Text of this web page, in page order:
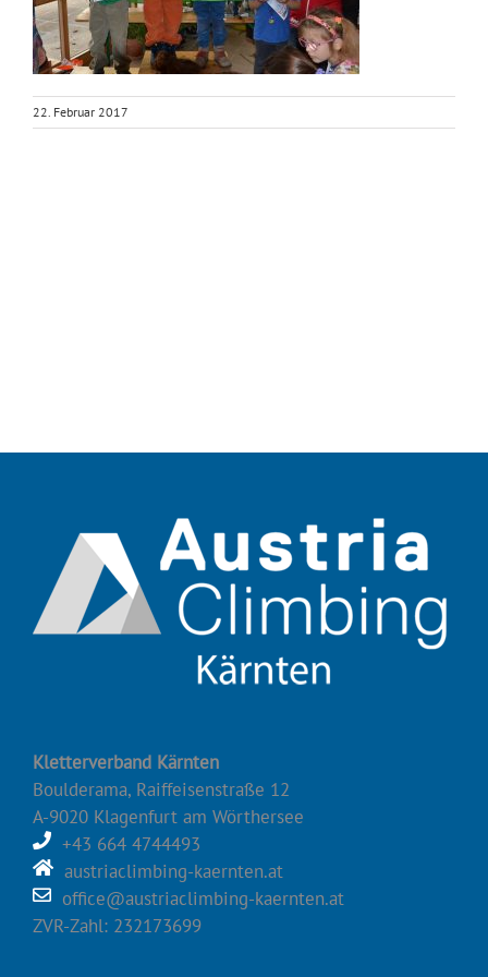
22. Februar 2017
Kletterverband Kärnten
Boulderama, Raiffeisenstraße 12
A-9020 Klagenfurt am Wörthersee
+43 664 4744493
austriaclimbing-kaernten.at
office@austriaclimbing-kaernten.at
ZVR-Zahl: 232173699